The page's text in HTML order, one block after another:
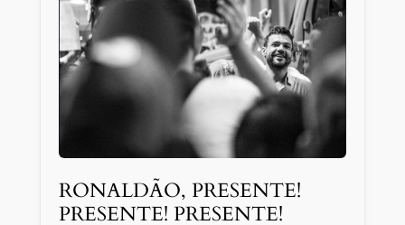
RONALDÃO, PRESENTE!
PRESENTE! PRESENTE!